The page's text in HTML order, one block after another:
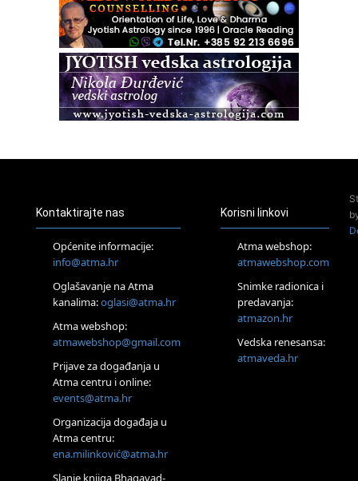
Radionica: Pomagači iz drugih dimenzija Online – otvoreno za
Zagreb+Online
Osnovni ThetaHealing® tečaj, Zagreb i Online
Access BARS®, otpusti stres
Pjesma srca / Zagreb
Tečaj Višeg Vodstva, razvijanja intuicije i Akaša zapisa
Online
Postanite Nositelj Vibracije Nove Zemlje
Visoko
Alemka Dauskardt – Jednodnevna radionica sistemskih
konstelacija
Zagreb
HOD PO ŽERAVICI – Seminar koji mijenja tijelo, duh i um
SoulFest – Festival glazbe, mudrosti i zajedništva
Zagreb
Kontaktirajte nas
Općenite informacije:
info@atma.hr
Oglašavanje na Atma
kanalima:oglasi@atma.hr
Atma webshop:
atmawebshop@gmail.com
Prijave za događanja u
Atma centru i online:
events@atma.hr
Organizacija događaja u
Atma centru:
ena.milinković@atma.hr
Slanje knjiga Bhagavad-
Korisni linkovi
Atma webshop:
atmawebshop.com
Snimke radionica i
predavanja:
atmazon.hr
Vedska renesansa:
atmaveda.hr